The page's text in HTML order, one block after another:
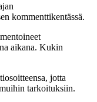
kommenttikentässä.
aikana. Kukin
jotta
tarkoituksiin.